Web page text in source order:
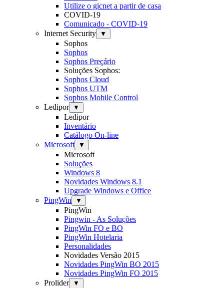
Utilize o gicnet a partir de casa
COVID-19
Comunicado - COVID-19
Internet Security
▼
Sophos
Sophos
Sophos Preçário
Soluções Sophos:
Sophos Cloud
Sophos UTM
Sophos Mobile Control
Ledipor
▼
Ledipor
Inventário
Catálogo On-line
Microsoft
▼
Microsoft
Soluções
Windows 8
Novidades Windows 8.1
Upgrade Windows e Office
PingWin
▼
PingWin
Pingwin - As Soluções
PingWin FO e BO
PingWin Hotelaria
Personalidades
Novidades Versão 2015
Novidades PingWin BO 2015
Novidades PingWin FO 2015
Prolider
▼